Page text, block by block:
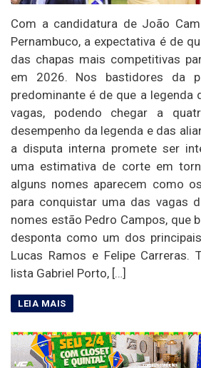
Com a candidatura de João
Pernambuco, a expectativa é de
das chapas mais competitivas
em 2026. Nos bastidores da
predominante é de que a legenda
vagas, podendo chegar a
desempenho da legenda e das
a disputa interna promete ser
uma estimativa de corte em
alguns nomes aparecem como
para conquistar uma das vagas
nomes estão Pedro Campos, que
desponta como um dos
Lucas Ramos e Felipe Carreras.
lista Gabriel Porto, […]